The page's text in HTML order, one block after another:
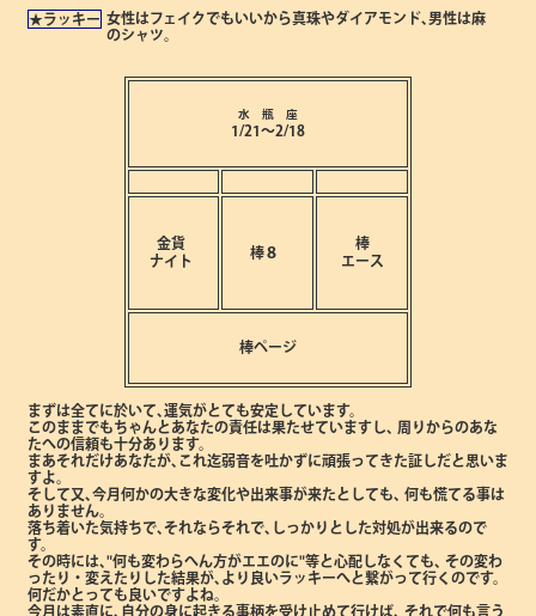
★ラッキー 女性はフェイクでもいいから真珠やダイアモンド､男性は麻
のシャツ。
水 瓶 座
1/21～2/18
金貨
ナイト
棒８
棒
エース
棒ページ
まずは全てに於いて､運気がとても安定しています。
このままでもちゃんとあなたの責任は果たせていますし､
周りからのあな
たへの信頼も十分あります。
まあそれだけあなたが､これ迄弱音を吐かずに頑張ってきた証しだと思いま
すよ。
そして又､今月何かの大きな変化や出来事が来たとしても､ 何も慌てる事は
ありません。
落ち着いた気持ちで､それならそれで､しっかりとした対処が出来るので
す。
その時には､"何も変わらへん方がエエのに"等と心配しなくても､ その変わ
ったり・変えたりした結果が､より良いラッキーへと繋がって行くのです。
何だかとっても良いですよね。
今月は素直に､自分の身に起きる事柄を受け止めて行けば､ それで何も言う